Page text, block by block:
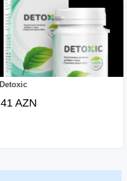
Detoxic
41 AZN